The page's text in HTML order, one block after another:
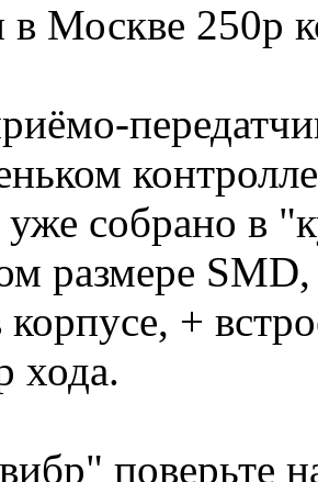
в Москве 250р
уже собрано в
размере SMD,
корпусе, +
хода.
поверьте